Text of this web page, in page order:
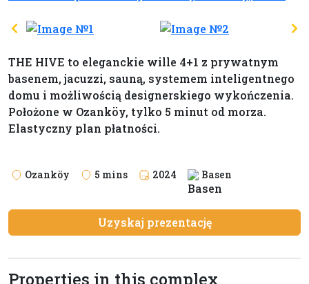
THE HIVE to eleganckie wille 4+1 z prywatnym
basenem, jacuzzi, sauną, systemem inteligentnego
domu i możliwością designerskiego wykończenia.
Położone w Ozanköy, tylko 5 minut od morza.
Elastyczny plan płatności.
Ozanköy 5 mins 2024 Basen
Uzyskaj prezentację
Properties in this complex